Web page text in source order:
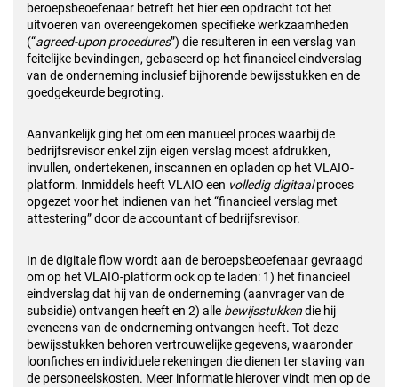
beroepsbeoefenaar betreft het hier een opdracht tot het
uitvoeren van overeengekomen specifieke werkzaamheden
(“agreed-upon procedures”) die resulteren in een verslag van
feitelijke bevindingen, gebaseerd op het financieel eindverslag
van de onderneming inclusief bijhorende bewijsstukken en de
goedgekeurde begroting.
Aanvankelijk ging het om een manueel proces waarbij de
bedrijfsrevisor enkel zijn eigen verslag moest afdrukken,
invullen, ondertekenen, inscannen en opladen op het VLAIO-
platform. Inmiddels heeft VLAIO een volledig digitaalproces
opgezet voor het indienen van het “financieel verslag met
attestering” door de accountant of bedrijfsrevisor.
In de digitale flow wordt aan de beroepsbeoefenaar gevraagd
om op het VLAIO-platform ook op te laden: 1) het financieel
eindverslag dat hij van de onderneming (aanvrager van de
subsidie) ontvangen heeft en 2) alle bewijsstukkendie hij
eveneens van de onderneming ontvangen heeft. Tot deze
bewijsstukken behoren vertrouwelijke gegevens, waaronder
loonfiches en individuele rekeningen die dienen ter staving van
de personeelskosten. Meer informatie hierover vindt men op de